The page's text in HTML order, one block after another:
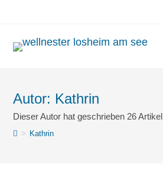
Autor: Kathrin
Dieser Autor hat geschrieben 26 Artikel
> Kathrin